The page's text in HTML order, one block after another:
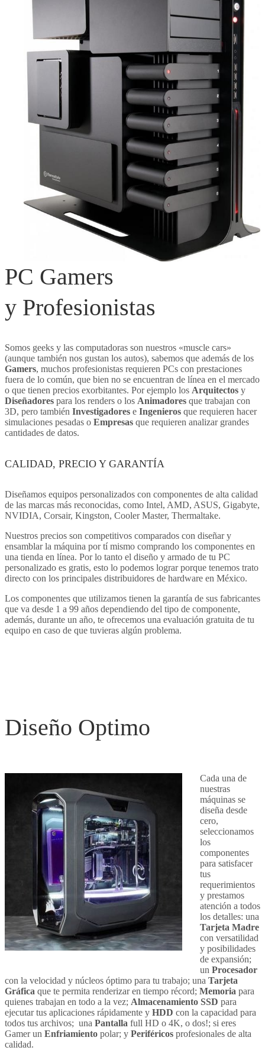
MARKETING DIGITAL
EXCEL-VBA
PC Gamers
y Profesionistas
Somos geeks y las computadoras son nuestros «muscle cars»
(aunque también nos gustan los autos), sabemos que además de los
Gamers, muchos profesionistas requieren PCs con prestaciones
fuera de lo común, que bien no se encuentran de línea en el mercado
o que tienen precios exorbitantes. Por ejemplo los Arquitectos y
Diseñadores para los renders o los Animadores que trabajan con
3D, pero también Investigadores e Ingenieros que requieren hacer
simulaciones pesadas o Empresas que requieren analizar grandes
cantidades de datos.
CALIDAD, PRECIO Y GARANTÍA
Diseñamos equipos personalizados con componentes de alta calidad
de las marcas más reconocidas, como Intel, AMD, ASUS, Gigabyte,
NVIDIA, Corsair, Kingston, Cooler Master, Thermaltake.
Nuestros precios son competitivos comparados con diseñar y
ensamblar la máquina por tí mismo comprando los componentes en
una tienda en línea. Por lo tanto el diseño y armado de tu PC
personalizado es gratis, esto lo podemos lograr porque tenemos trato
directo con los principales distribuidores de hardware en México.
Los componentes que utilizamos tienen la garantía de sus fabricantes
que va desde 1 a 99 años dependiendo del tipo de componente,
además, durante un año, te ofrecemos una evaluación gratuita de tu
equipo en caso de que tuvieras algún problema.
Diseño Optimo
Cada una de
nuestras
máquinas se
diseña desde
cero,
seleccionamos
los
componentes
para satisfacer
tus
requerimientos
y prestamos
atención a todos
los detalles: una
Tarjeta Madre
con versatilidad
y posibilidades
de expansión;
un Procesador
con la velocidad y núcleos óptimo para tu trabajo; una Tarjeta
Gráfica que te permita renderizar en tiempo récord; Memoria para
quienes trabajan en todo a la vez; Almacenamiento SSD para
ejecutar tus aplicaciones rápidamente y HDD con la capacidad para
todos tus archivos; una Pantalla full HD o 4K, o dos!; si eres
Gamer un Enfriamiento polar; y Periféricos profesionales de alta
calidad.